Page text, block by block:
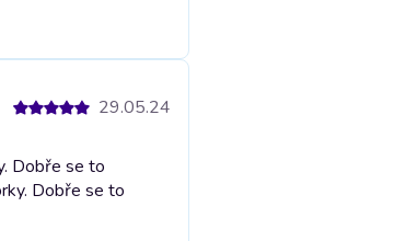
29.05.24
Dobře se to
Dobře se to